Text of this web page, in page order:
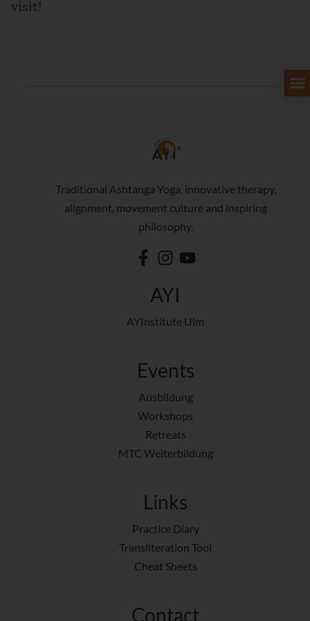
visit!
Traditional Ashtanga Yoga, innovative therapy,
alignment, movement culture and inspiring
philosophy.
AYI
AYInstitute Ulm
Events
Ausbildung
Workshops
Retreats
MTC Weiterbildung
Links
Practice Diary
Transliteration Tool
Cheat Sheets
Contact